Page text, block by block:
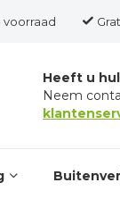
voorraadvoorraad
Heeft u
Neem